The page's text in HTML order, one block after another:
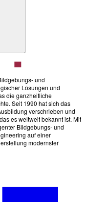
und
Lösungen und
die ganzheitliche
Seit 1990 hat sich das
verschrieben und
es weltweit bekannt ist. Mit
Bildgebungs- und
auf einer
modernster